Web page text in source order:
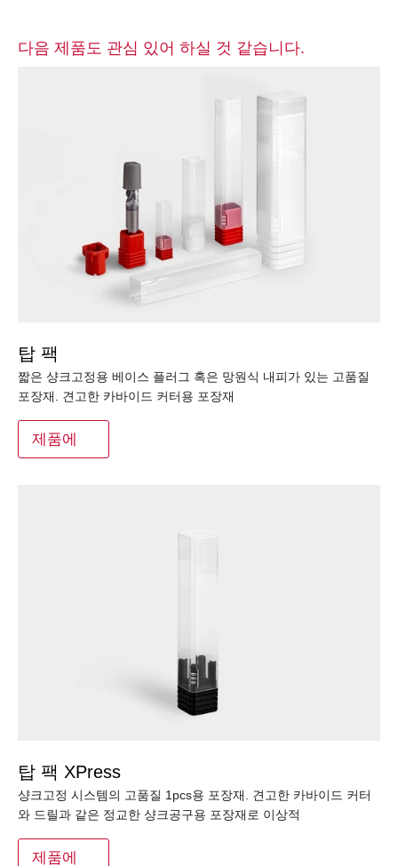
다음 제품도 관심 있어 하실 것 같습니다.
탑 팩
짧은 샹크고정용 베이스 플러그 혹은 망원식 내피가 있는 고품질
포장재. 견고한 카바이드 커터용 포장재
제품에
탑 팩 XPress
샹크고정 시스템의 고품질 1pcs용 포장재. 견고한 카바이드 커터
와 드릴과 같은 정교한 샹크공구용 포장재로 이상적
제품에